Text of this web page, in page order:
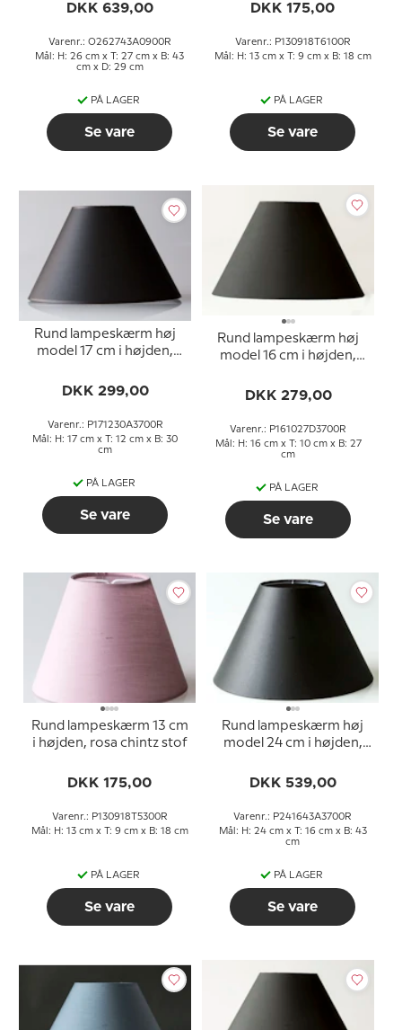
DKK 639,00
Varenr.: O262743A0900R
Mål: H: 26 cm x T: 27 cm x B: 43
cm x D: 29 cm
PÅ LAGER
Se vare
DKK 175,00
Varenr.: P130918T6100R
Mål: H: 13 cm x T: 9 cm x B: 18 cm
PÅ LAGER
Se vare
Rund lampeskærm høj
model 17 cm i højden,
DKK 299,00
Varenr.: P171230A3700R
Mål: H: 17 cm x T: 12 cm x B: 30
cm
PÅ LAGER
Se vare
Rund lampeskærm høj
model 16 cm i højden,
DKK 279,00
Varenr.: P161027D3700R
Mål: H: 16 cm x T: 10 cm x B: 27
cm
PÅ LAGER
Se vare
Rund lampeskærm 13 cm
i højden, rosa chintz stof
DKK 175,00
Varenr.: P130918T5300R
Mål: H: 13 cm x T: 9 cm x B: 18 cm
PÅ LAGER
Se vare
Rund lampeskærm høj
model 24 cm i højden,
DKK 539,00
Varenr.: P241643A3700R
Mål: H: 24 cm x T: 16 cm x B: 43
cm
PÅ LAGER
Se vare